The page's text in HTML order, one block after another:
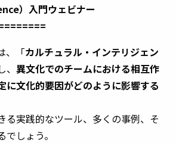
）入門ウェビナー
、「カルチュラル・インテリジェン
異文化でのチームにおける相互作
に文化的要因がどのように影響する
る実践的なツール、多くの事例、そ
しょう。